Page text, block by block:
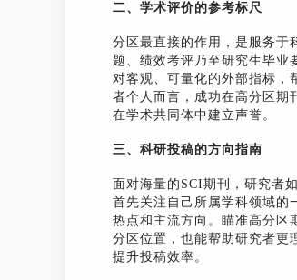
二、学术评价的参考标尺
分区最直接的作用，是服务于
题、绩效考评乃至研究生毕业
对客观、可量化的外部指标，
者个人而言，成功在高分区期
在学术共同体中建立声誉。
三、科研投稿的方向指南
面对海量的SCI期刊，研究者
首先关注自己所属学科领域的
热点和主流方向。瞄准高分区
分区位置，也能帮助研究者更
提升投稿效率。